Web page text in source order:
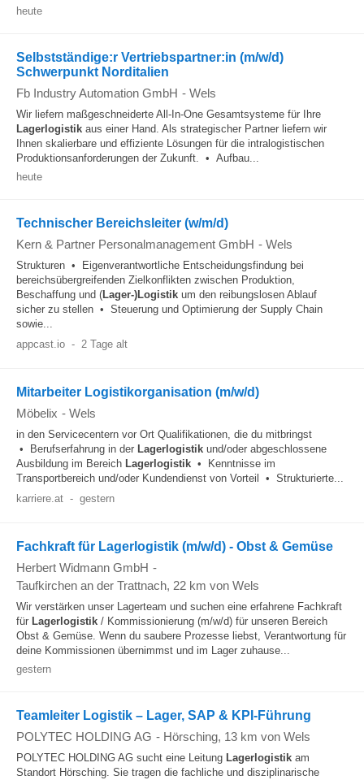
heute
Selbstständige:r Vertriebspartner:in (m/w/d)
Schwerpunkt Norditalien
Fb Industry Automation GmbH - Wels
Wir liefern maßgeschneiderte All-In-One Gesamtsysteme für Ihre
Lagerlogistik aus einer Hand. Als strategischer Partner liefern wir
Ihnen skalierbare und effiziente Lösungen für die intralogistischen
Produktionsanforderungen der Zukunft. • Aufbau...
heute
Technischer Bereichsleiter (w/m/d)
Kern & Partner Personalmanagement GmbH - Wels
Strukturen • Eigenverantwortliche Entscheidungsfindung bei
bereichsübergreifenden Zielkonflikten zwischen Produktion,
Beschaffung und (Lager-)Logistik um den reibungslosen Ablauf
sicher zu stellen • Steuerung und Optimierung der Supply Chain
sowie...
appcast.io - 2 Tage alt
Mitarbeiter Logistikorganisation (m/w/d)
Möbelix - Wels
in den Servicecentern vor Ort Qualifikationen, die du mitbringst
• Berufserfahrung in der Lagerlogistik und/oder abgeschlossene
Ausbildung im Bereich Lagerlogistik • Kenntnisse im
Transportbereich und/oder Kundendienst von Vorteil • Strukturierte...
karriere.at - gestern
Fachkraft für Lagerlogistik (m/w/d) - Obst & Gemüse
Herbert Widmann GmbH -
Taufkirchen an der Trattnach, 22 km von Wels
Wir verstärken unser Lagerteam und suchen eine erfahrene Fachkraft
für Lagerlogistik / Kommissionierung (m/w/d) für unseren Bereich
Obst & Gemüse. Wenn du saubere Prozesse liebst, Verantwortung für
deine Kommissionen übernimmst und im Lager zuhause...
gestern
Teamleiter Logistik – Lager, SAP & KPI-Führung
POLYTEC HOLDING AG - Hörsching, 13 km von Wels
POLYTEC HOLDING AG sucht eine Leitung Lagerlogistik am
Standort Hörsching. Sie tragen die fachliche und disziplinarische